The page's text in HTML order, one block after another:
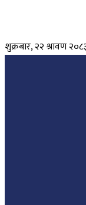
शुक्रबार, २२ श्रावण